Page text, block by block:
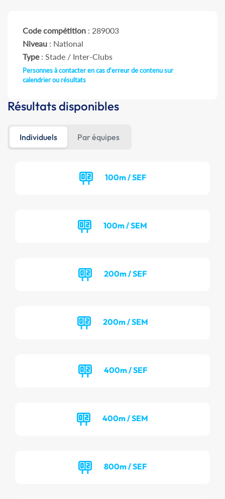
Code compétition : 289003
Niveau : National
Type: Stade / Inter-Clubs
Personnes à contacter en cas d'erreur de contenu sur
calendrier ou résultats
Résultats disponibles
Individuels Par équipes
100m / SEF
100m / SEM
200m / SEF
200m / SEM
400m / SEF
400m / SEM
800m / SEF